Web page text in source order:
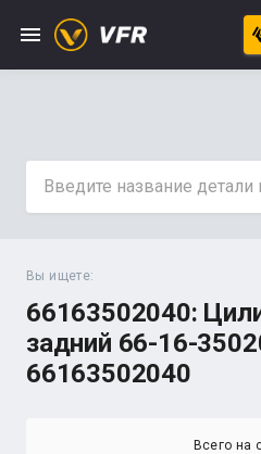
menu
Вы ищете:
66163502040:
задний 66-16-
66163502040
Всего на